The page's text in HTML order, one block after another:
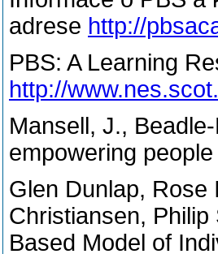
adrese http://
PBS: A Learning
http://
Mansell, J.,
empowering
Glen Dunlap, Rose
Christiansen,
Based Model of